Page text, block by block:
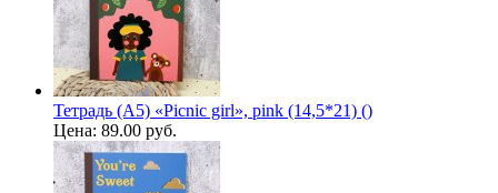
Тетрадь (A5) «Picnic girl», pink (14,5*21) ()
Цена: 89.00 руб.